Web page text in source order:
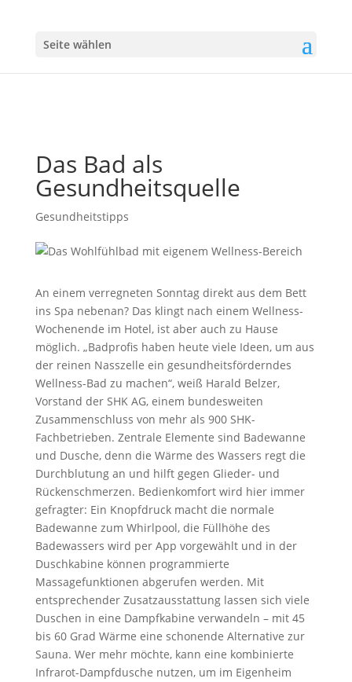
Seite wählen
Das Bad als
Gesundheitsquelle
Gesundheitstipps
An einem verregneten Sonntag direkt aus dem Bett
ins Spa nebenan? Das klingt nach einem Wellness-
Wochenende im Hotel, ist aber auch zu Hause
möglich. „Badprofis haben heute viele Ideen, um aus
der reinen Nasszelle ein gesundheitsförderndes
Wellness-Bad zu machen“, weiß Harald Belzer,
Vorstand der SHK AG, einem bundesweiten
Zusammenschluss von mehr als 900 SHK-
Fachbetrieben. Zentrale Elemente sind Badewanne
und Dusche, denn die Wärme des Wassers regt die
Durchblutung an und hilft gegen Glieder- und
Rückenschmerzen. Bedienkomfort wird hier immer
gefragter: Ein Knopfdruck macht die normale
Badewanne zum Whirlpool, die Füllhöhe des
Badewassers wird per App vorgewählt und in der
Duschkabine können programmierte
Massagefunktionen abgerufen werden. Mit
entsprechender Zusatzausstattung lassen sich viele
Duschen in eine Dampfkabine verwandeln – mit 45
bis 60 Grad Wärme eine schonende Alternative zur
Sauna. Wer mehr möchte, kann eine kombinierte
Infrarot-Dampfdusche nutzen, um im Eigenheim